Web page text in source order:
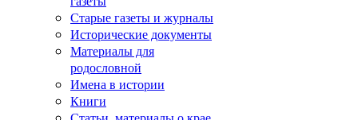
Старые газеты и журналы
Исторические документы
Материалы для
родословной
Имена в истории
Книги